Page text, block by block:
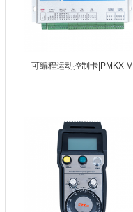
可编程运动控制卡|PMKX-V